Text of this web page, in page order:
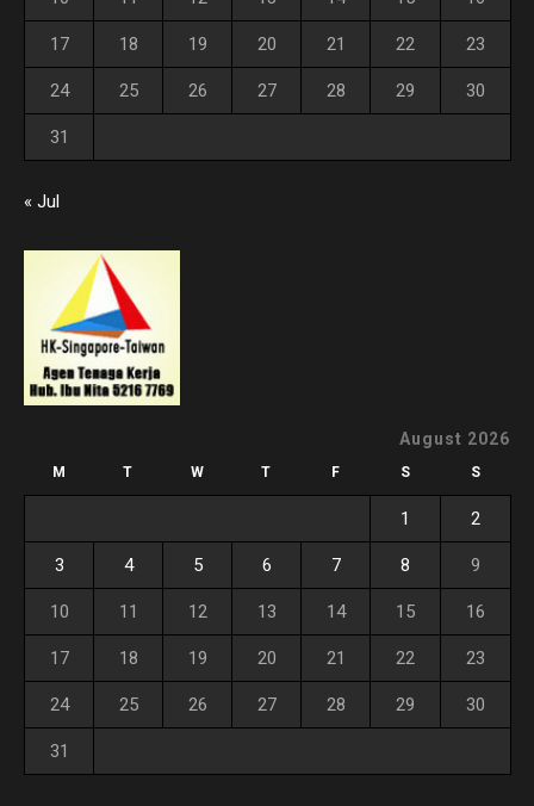
17 18 19 20 21 22 23
24 25 26 27 28 29 30
31
« Jul
August 2026
M T W T F S S
1 2
3 4 5 6 7 8 9
10 11 12 13 14 15 16
17 18 19 20 21 22 23
24 25 26 27 28 29 30
31